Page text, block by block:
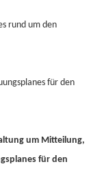
rund um den
für den
um Mitteilung,
für den